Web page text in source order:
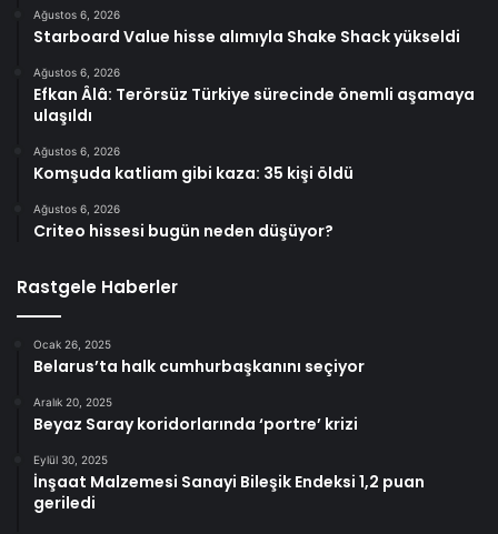
Ağustos 6, 2026
Starboard Value hisse alımıyla Shake Shack yükseldi
Ağustos 6, 2026
Efkan Âlâ: Terörsüz Türkiye sürecinde önemli aşamaya
ulaşıldı
Ağustos 6, 2026
Komşuda katliam gibi kaza: 35 kişi öldü
Ağustos 6, 2026
Criteo hissesi bugün neden düşüyor?
Rastgele Haberler
Ocak 26, 2025
Belarus’ta halk cumhurbaşkanını seçiyor
Aralık 20, 2025
Beyaz Saray koridorlarında ‘portre’ krizi
Eylül 30, 2025
İnşaat Malzemesi Sanayi Bileşik Endeksi 1,2 puan
geriledi